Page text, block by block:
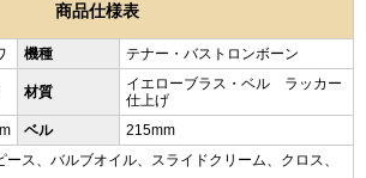
商品仕様表
機種 テナー・バストロンボーン
材質
イエローブラス・ベル ラッカー
仕上げ
ベル 215mm
ース、バルブオイル、スライドクリーム、クロス、